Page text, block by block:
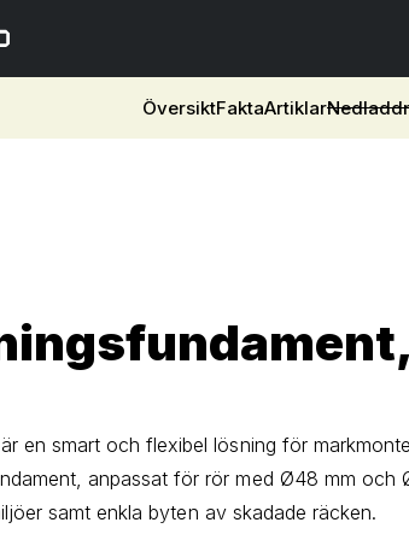
ÖversiktFaktaArtiklar
en smart och flexibel lösning för
anpassat för rör med Ø48 mm och
samt enkla byten av skadade räcken.